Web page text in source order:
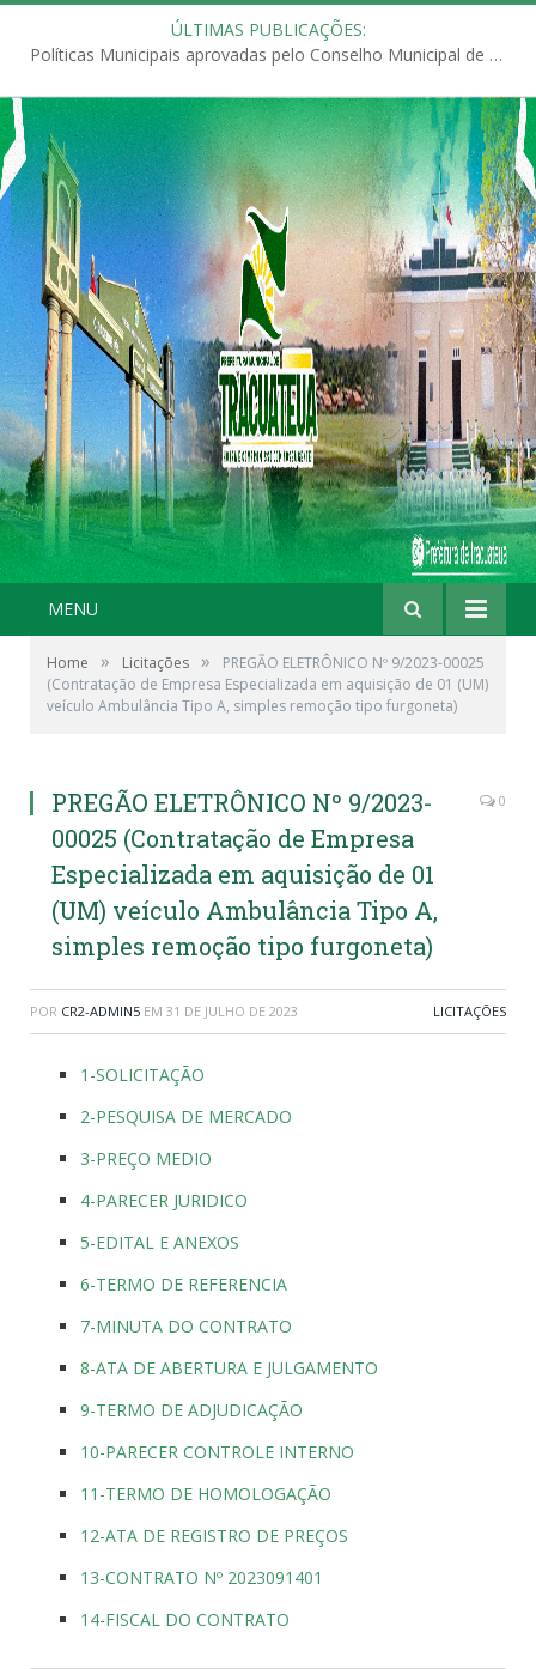
ÚLTIMAS PUBLICAÇÕES:
Políticas Municipais aprovadas pelo Conselho Municipal de Educação (CME)
MENU
Home » Licitações »
PREGÃO ELETRÔNICO Nº 9/2023-00025
(Contratação de Empresa Especializada em aquisição de 01 (UM)
veículo Ambulância Tipo A, simples remoção tipo furgoneta)
PREGÃO ELETRÔNICO Nº 9/2023-
00025 (Contratação de Empresa
Especializada em aquisição de 01
(UM) veículo Ambulância Tipo A,
simples remoção tipo furgoneta)
0
POR CR2-ADMIN5 EM 31 DE JULHO DE 2023 LICITAÇÕES
1-SOLICITAÇÃO
2-PESQUISA DE MERCADO
3-PREÇO MEDIO
4-PARECER JURIDICO
5-EDITAL E ANEXOS
6-TERMO DE REFERENCIA
7-MINUTA DO CONTRATO
8-ATA DE ABERTURA E JULGAMENTO
9-TERMO DE ADJUDICAÇÃO
10-PARECER CONTROLE INTERNO
11-TERMO DE HOMOLOGAÇÃO
12-ATA DE REGISTRO DE PREÇOS
13-CONTRATO Nº 2023091401
14-FISCAL DO CONTRATO